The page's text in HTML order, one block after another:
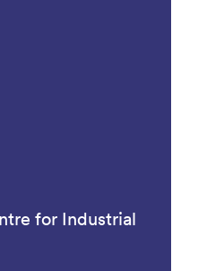
for Industrial